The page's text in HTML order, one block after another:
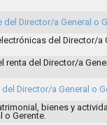
del Director/a General o
del Director/a
renta del Director/a
Director/a General o
bienes y
o Gerente.